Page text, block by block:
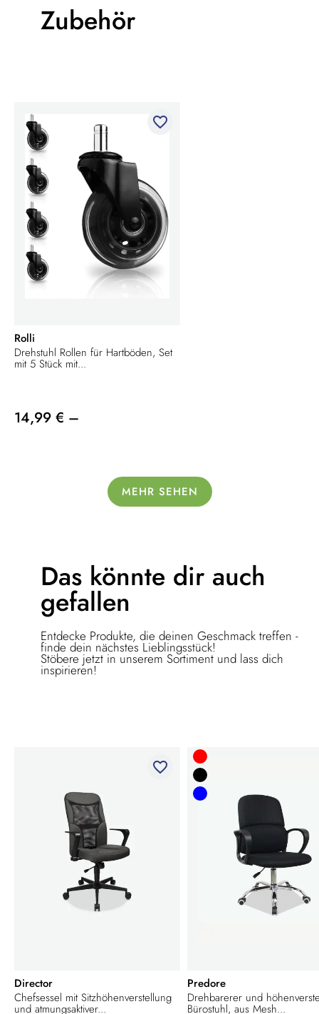
Zubehör
favorite_border
Rolli
Drehstuhl Rollen für Hartböden, Set
mit 5 Stück mit...
14,99 € –
MEHR SEHEN
Das könnte dir auch
gefallen
Entdecke Produkte, die deinen Geschmack treffen -
finde dein nächstes Lieblingsstück!
Stöbere jetzt in unserem Sortiment und lass dich
inspirieren!
favorite_border
Director
Chefsessel mit Sitzhöhenverstellung
und atmungsaktiver...
Predore
Drehbarerer und
Bürostuhl, aus Mesh...